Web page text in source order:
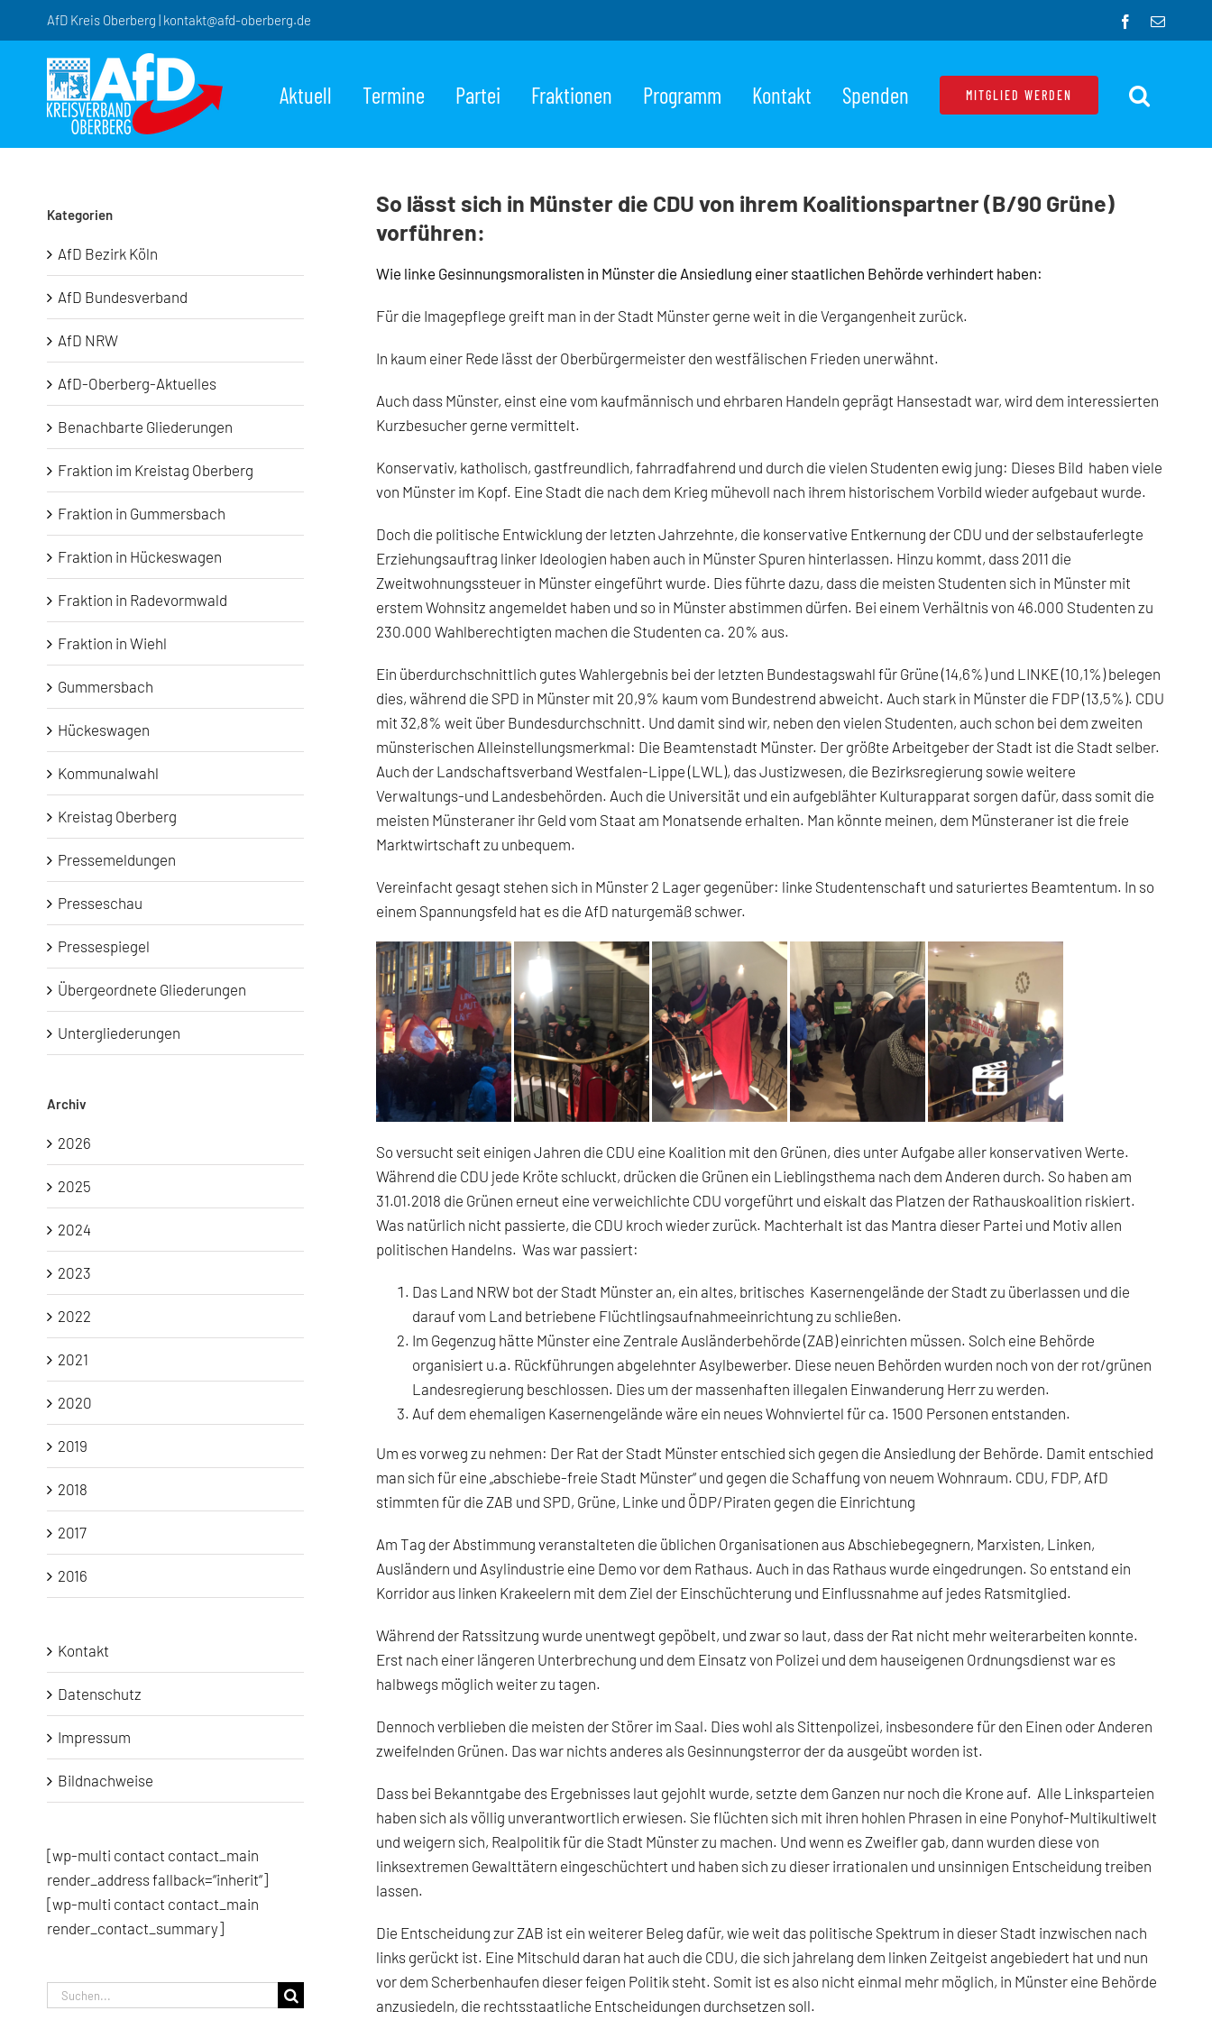
springen
AfD Kreis Oberberg | kontakt@afd-oberberg.de Facebook
E-
Aktuell Termine Partei Fraktionen Programm Kontakt Spenden MITGLIED WERDEN
So lässt sich in Münster die CDU von ihrem Koalitionspartner (B/90 Grüne)
vorführen:
Wie linke Gesinnungsmoralisten in Münster die Ansiedlung einer staatlichen Behörde verhindert haben:
Für die Imagepflege greift man in der Stadt Münster gerne weit in die Vergangenheit zurück.
In kaum einer Rede lässt der Oberbürgermeister den westfälischen Frieden unerwähnt.
Auch dass Münster, einst eine vom kaufmännisch und ehrbaren Handeln geprägt Hansestadt war, wird dem interessierten
Kurzbesucher gerne vermittelt.
Konservativ, katholisch, gastfreundlich, fahrradfahrend und durch die vielen Studenten ewig jung: Dieses Bild haben viele
von Münster im Kopf. Eine Stadt die nach dem Krieg mühevoll nach ihrem historischem Vorbild wieder aufgebaut wurde.
Doch die politische Entwicklung der letzten Jahrzehnte, die konservative Entkernung der CDU und der selbstauferlegte
Erziehungsauftrag linker Ideologien haben auch in Münster Spuren hinterlassen. Hinzu kommt, dass 2011 die
Zweitwohnungssteuer in Münster eingeführt wurde. Dies führte dazu, dass die meisten Studenten sich in Münster mit
erstem Wohnsitz angemeldet haben und so in Münster abstimmen dürfen. Bei einem Verhältnis von 46.000 Studenten zu
230.000 Wahlberechtigten machen die Studenten ca. 20% aus.
Ein überdurchschnittlich gutes Wahlergebnis bei der letzten Bundestagswahl für Grüne (14,6%) und LINKE (10,1%) belegen
dies, während die SPD in Münster mit 20,9% kaum vom Bundestrend abweicht. Auch stark in Münster die FDP (13,5%). CDU
mit 32,8% weit über Bundesdurchschnitt. Und damit sind wir, neben den vielen Studenten, auch schon bei dem zweiten
münsterischen Alleinstellungsmerkmal: Die Beamtenstadt Münster. Der größte Arbeitgeber der Stadt ist die Stadt selber.
Auch der Landschaftsverband Westfalen-Lippe (LWL), das Justizwesen, die Bezirksregierung sowie weitere
Verwaltungs-und Landesbehörden. Auch die Universität und ein aufgeblähter Kulturapparat sorgen dafür, dass somit die
meisten Münsteraner ihr Geld vom Staat am Monatsende erhalten. Man könnte meinen, dem Münsteraner ist die freie
Marktwirtschaft zu unbequem.
Vereinfacht gesagt stehen sich in Münster 2 Lager gegenüber: linke Studentenschaft und saturiertes Beamtentum. In so
einem Spannungsfeld hat es die AfD naturgemäß schwer.
So versucht seit einigen Jahren die CDU eine Koalition mit den Grünen, dies unter Aufgabe aller konservativen Werte.
Während die CDU jede Kröte schluckt, drücken die Grünen ein Lieblingsthema nach dem Anderen durch. So haben am
31.01.2018 die Grünen erneut eine verweichlichte CDU vorgeführt und eiskalt das Platzen der Rathauskoalition riskiert.
Was natürlich nicht passierte, die CDU kroch wieder zurück. Machterhalt ist das Mantra dieser Partei und Motiv allen
politischen Handelns. Was war passiert:
Das Land NRW bot der Stadt Münster an, ein altes, britisches Kasernengelände der Stadt zu überlassen und die
darauf vom Land betriebene Flüchtlingsaufnahmeeinrichtung zu schließen.
Im Gegenzug hätte Münster eine Zentrale Ausländerbehörde (ZAB) einrichten müssen. Solch eine Behörde
organisiert u.a. Rückführungen abgelehnter Asylbewerber. Diese neuen Behörden wurden noch von der rot/grünen
Landesregierung beschlossen. Dies um der massenhaften illegalen Einwanderung Herr zu werden.
Auf dem ehemaligen Kasernengelände wäre ein neues Wohnviertel für ca. 1500 Personen entstanden.
Um es vorweg zu nehmen: Der Rat der Stadt Münster entschied sich gegen die Ansiedlung der Behörde. Damit entschied
man sich für eine „abschiebe-freie Stadt Münster“ und gegen die Schaffung von neuem Wohnraum. CDU, FDP, AfD
stimmten für die ZAB und SPD, Grüne, Linke und ÖDP/Piraten gegen die Einrichtung
Am Tag der Abstimmung veranstalteten die üblichen Organisationen aus Abschiebegegnern, Marxisten, Linken,
Ausländern und Asylindustrie eine Demo vor dem Rathaus. Auch in das Rathaus wurde eingedrungen. So entstand ein
Korridor aus linken Krakeelern mit dem Ziel der Einschüchterung und Einflussnahme auf jedes Ratsmitglied.
Während der Ratssitzung wurde unentwegt gepöbelt, und zwar so laut, dass der Rat nicht mehr weiterarbeiten konnte.
Erst nach einer längeren Unterbrechung und dem Einsatz von Polizei und dem hauseigenen Ordnungsdienst war es
halbwegs möglich weiter zu tagen.
Dennoch verblieben die meisten der Störer im Saal. Dies wohl als Sittenpolizei, insbesondere für den Einen oder Anderen
zweifelnden Grünen. Das war nichts anderes als Gesinnungsterror der da ausgeübt worden ist.
Dass bei Bekanntgabe des Ergebnisses laut gejohlt wurde, setzte dem Ganzen nur noch die Krone auf. Alle Linksparteien
haben sich als völlig unverantwortlich erwiesen. Sie flüchten sich mit ihren hohlen Phrasen in eine Ponyhof-Multikultiwelt
und weigern sich, Realpolitik für die Stadt Münster zu machen. Und wenn es Zweifler gab, dann wurden diese von
linksextremen Gewalttätern eingeschüchtert und haben sich zu dieser irrationalen und unsinnigen Entscheidung treiben
lassen.
Die Entscheidung zur ZAB ist ein weiterer Beleg dafür, wie weit das politische Spektrum in dieser Stadt inzwischen nach
links gerückt ist. Eine Mitschuld daran hat auch die CDU, die sich jahrelang dem linken Zeitgeist angebiedert hat und nun
vor dem Scherbenhaufen dieser feigen Politik steht. Somit ist es also nicht einmal mehr möglich, in Münster eine Behörde
anzusiedeln, die rechtsstaatliche Entscheidungen durchsetzen soll.
Kategorien
AfD Bezirk Köln
AfD Bundesverband
AfD NRW
AfD-Oberberg-Aktuelles
Benachbarte Gliederungen
Fraktion im Kreistag Oberberg
Fraktion in Gummersbach
Fraktion in Hückeswagen
Fraktion in Radevormwald
Fraktion in Wiehl
Gummersbach
Hückeswagen
Kommunalwahl
Kreistag Oberberg
Pressemeldungen
Presseschau
Pressespiegel
Übergeordnete Gliederungen
Untergliederungen
Archiv
2026
2025
2024
2023
2022
2021
2020
2019
2018
2017
2016
Kontakt
Datenschutz
Impressum
Bildnachweise
[wp-multi contact contact_main
render_address fallback=“inherit“]
[wp-multi contact contact_main
render_contact_summary]
Suche